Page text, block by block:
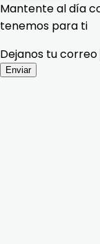
Mantente al día
tenemos para ti
Dejanos tu correo
Enviar